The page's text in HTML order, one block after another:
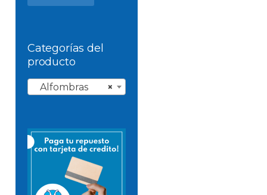
Categorías del
producto
×
Alfombras